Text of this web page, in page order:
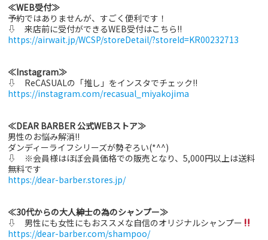
≪WEB受付≫
予約ではありませんが、すごく便利です！
⇩ 来店前に受付ができるWEB受付はこちら!!
https://airwait.jp/WCSP/storeDetail/?storeId=KR00232713
≪Instagram≫
⇩ ReCASUALの「推し」をインスタでチェック!!
https://instagram.com/recasual_miyakojima
≪DEAR BARBER 公式WEBストア≫
男性のお悩み解消!!
ダンディーライフシリーズが勢ぞろい(*^^)
⇩ ※会員様はほぼ会員価格での販売となり、5,000円以上は送料
無料です
https://dear-barber.stores.jp/
≪30代からの大人紳士の為のシャンプー≫
⇩ 男性にも女性にもおススメな自信のオリジナルシャンプー
https://dear-barber.com/shampoo/